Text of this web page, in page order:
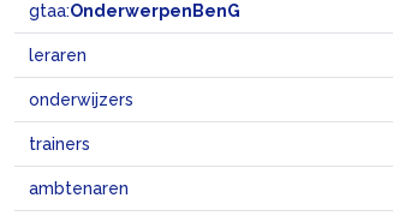
gtaa:OnderwerpenBenG
leraren
onderwijzers
trainers
ambtenaren